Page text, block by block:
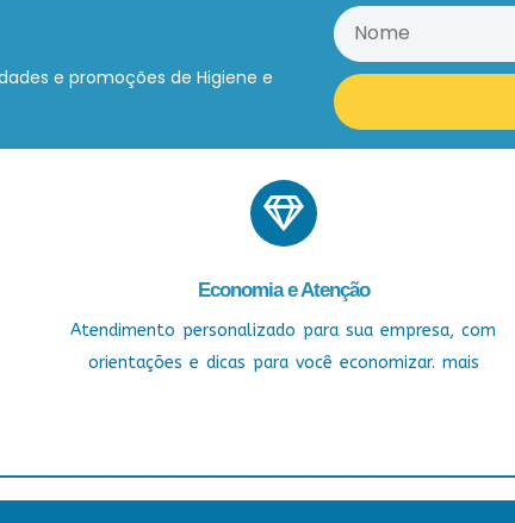
e promoções de Higiene e
Economia e Atenção
Atendimento personalizado para sua empresa, com
orientações e dicas para você economizar. mais